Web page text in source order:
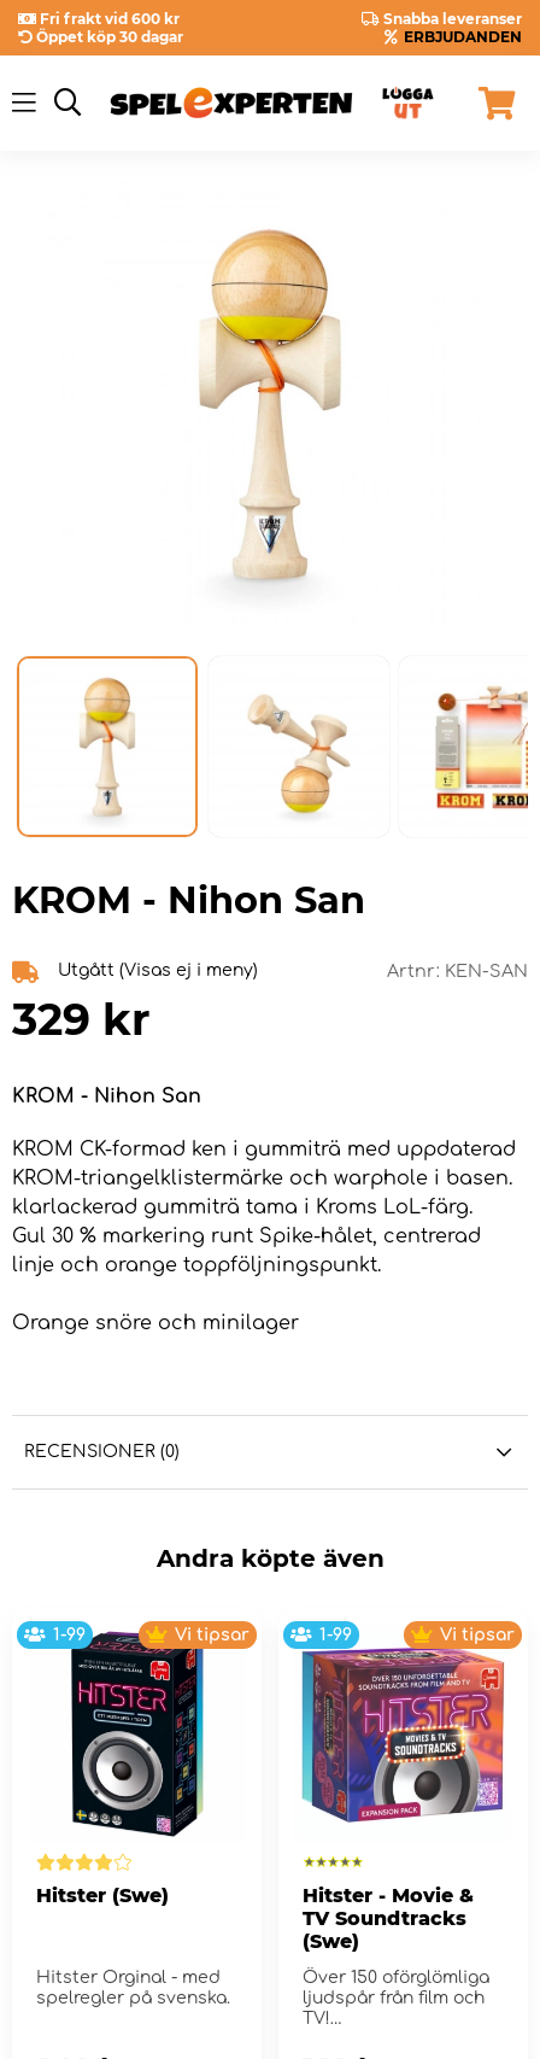
Fri frakt vid 600 kr
Snabba leveranser
Öppet köp 30 dagar
ERBJUDANDEN
KROM - Nihon San
Utgått (Visas ej i meny) Artnr: KEN-SAN
329 kr
KROM - Nihon San
KROM CK-formad ken i gummiträ med uppdaterad
KROM-triangelklistermärke och warphole i basen.
klarlackerad gummiträ tama i Kroms LoL-färg.
Gul 30 % markering runt Spike-hålet, centrerad
linje och orange toppföljningspunkt.
Orange snöre och minilager
RECENSIONER (0)
Andra köpte även
1-99 Vi tipsar
Hitster (Swe)
Hitster Orginal - med
spelregler på svenska.
1-99 Vi tipsar
Hitster - Movie &
TV Soundtracks
(Swe)
Över 150 oförglömliga
ljudspår från film och
TV!